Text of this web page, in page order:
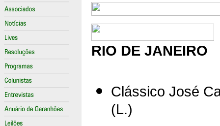
RIO DE JANEIRO
Clássico José
(L.)